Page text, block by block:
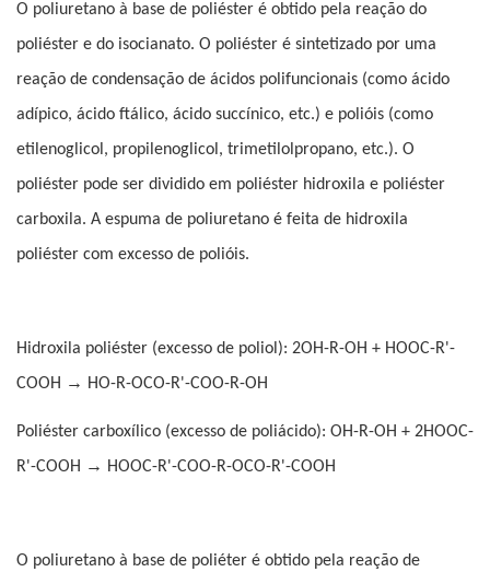
O poliuretano à base de poliéster é obtido pela reação do
poliéster e do isocianato. O poliéster é sintetizado por uma
reação de condensação de ácidos polifuncionais (como ácido
adípico, ácido ftálico, ácido succínico, etc.) e polióis (como
etilenoglicol, propilenoglicol, trimetilolpropano, etc.). O
poliéster pode ser dividido em poliéster hidroxila e poliéster
carboxila. A espuma de poliuretano é feita de hidroxila
poliéster com excesso de polióis.
Hidroxila poliéster (excesso de poliol): 2OH-R-OH + HOOC-R'-
COOH → HO-R-OCO-R'-COO-R-OH
Poliéster carboxílico (excesso de poliácido): OH-R-OH + 2HOOC-
R'-COOH → HOOC-R'-COO-R-OCO-R'-COOH
O poliuretano à base de poliéter é obtido pela reação de